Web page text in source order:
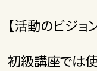
【活動のビジョン
初級講座では